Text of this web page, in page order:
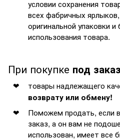
условии сохранения
всех фабричных
оригинальной упаковки и
использования товара.
При покупке под
товары надлежащего
возврату или обмену!
Поможем продать, если
заказ, а он вам не
использован, имеет все